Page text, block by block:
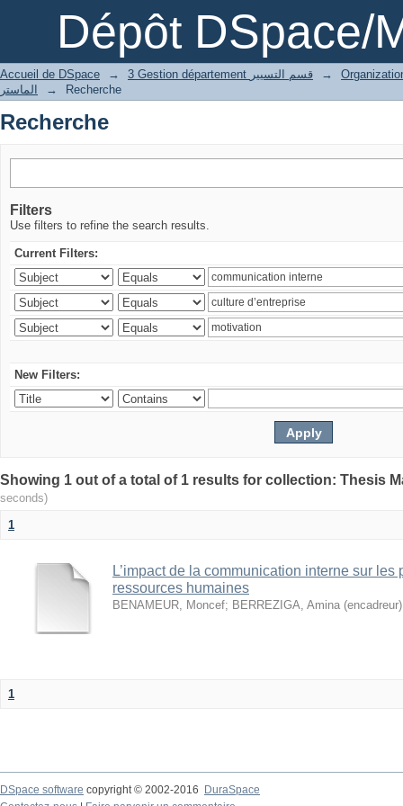
Dépôt DSpace/
Recherche
Accueil de DSpace → 3 Gestion département قسم التسيير
→
الماستر
→ Recherche
Recherche
Filters
Use filters to refine the search results.
Current Filters:
New Filters:
seconds)
1
L’impact de la communication interne sur
ressources humaines
BENAMEUR, Moncef; BERREZIGA, Amina (encadreur)
1
DSpace software copyright © 2002-2016
DuraSpace